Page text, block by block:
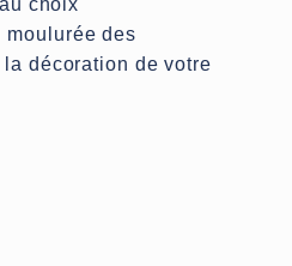
moulurée des
décoration de votre